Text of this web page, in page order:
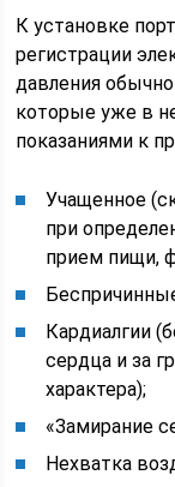
К установке
регистрации
давления
которые уже в
показаниями к
Учащенное
при
прием пищи,
Кардиалгии
сердца и за
характера);
«Замирание
Нехватка